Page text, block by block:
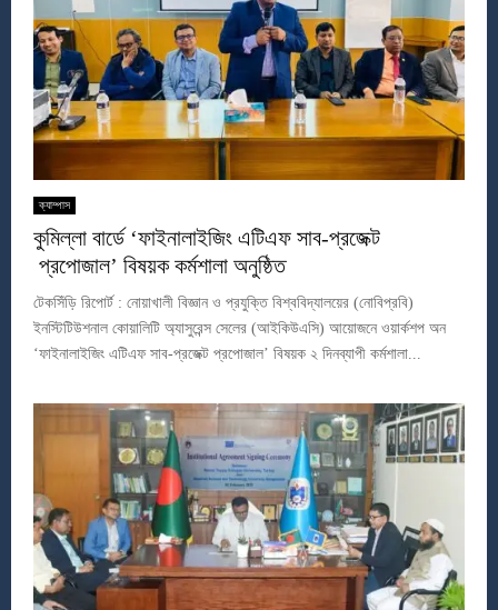
ক্যাম্পাস
কুমিল্লা বার্ডে ‘ফাইনালাইজিং এটিএফ সাব-প্রজেক্ট
প্রপোজাল’ বিষয়ক কর্মশালা অনুষ্ঠিত
টেকসিঁড়ি রিপোর্ট : নোয়াখালী বিজ্ঞান ও প্রযুক্তি বিশ্ববিদ্যালয়ের (নোবিপ্রবি)
ইনস্টিটিউশনাল কোয়ালিটি অ্যাসুরেন্স সেলের (আইকিউএসি) আয়োজনে ওয়ার্কশপ অন
‘ফাইনালাইজিং এটিএফ সাব-প্রজেক্ট প্রপোজাল’ বিষয়ক ২ দিনব্যাপী কর্মশালা...